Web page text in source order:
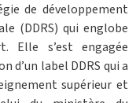
de développement
(DDRS) qui englobe
Elle s’est engagée
d’un label DDRS qui a
supérieur et